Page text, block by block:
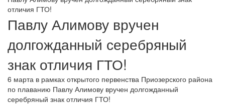
отличия ГТО!
Павлу Алимову вручен
долгожданный серебряный
знак отличия ГТО!
6 марта в рамках открытого первенства Приозерского района
по плаванию Павлу Алимову вручен долгожданный
серебряный знак отличия ГТО!